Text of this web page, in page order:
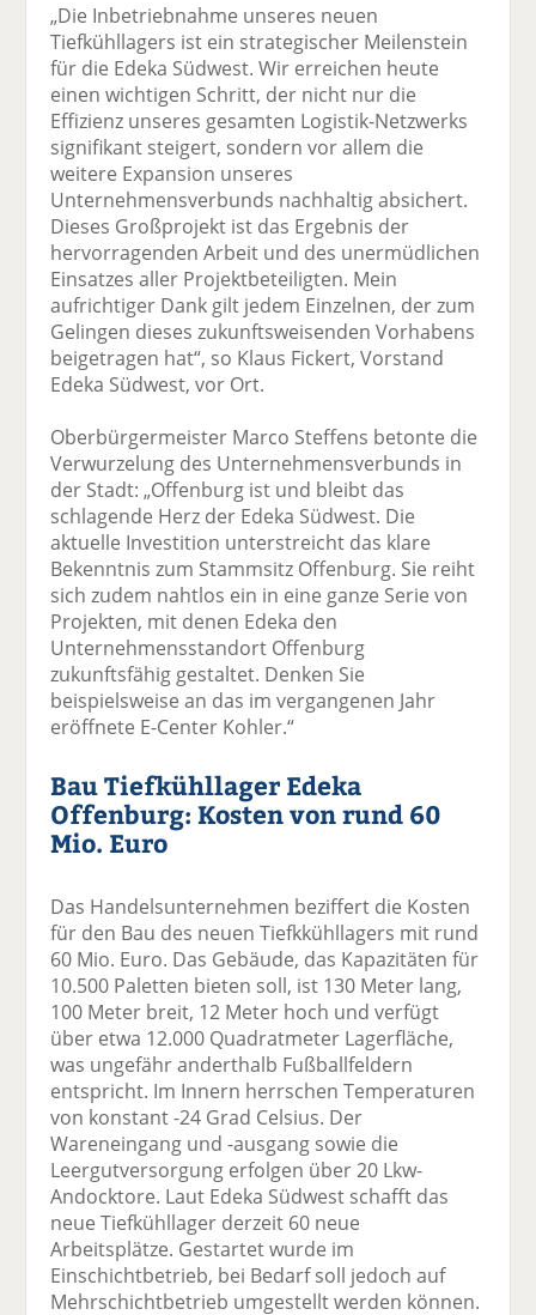
„Die Inbetriebnahme unseres neuen
Tiefkühllagers ist ein strategischer Meilenstein
für die Edeka Südwest. Wir erreichen heute
einen wichtigen Schritt, der nicht nur die
Effizienz unseres gesamten Logistik-Netzwerks
signifikant steigert, sondern vor allem die
weitere Expansion unseres
Unternehmensverbunds nachhaltig absichert.
Dieses Großprojekt ist das Ergebnis der
hervorragenden Arbeit und des unermüdlichen
Einsatzes aller Projektbeteiligten. Mein
aufrichtiger Dank gilt jedem Einzelnen, der zum
Gelingen dieses zukunftsweisenden Vorhabens
beigetragen hat“, so Klaus Fickert, Vorstand
Edeka Südwest, vor Ort.
Oberbürgermeister Marco Steffens betonte die
Verwurzelung des Unternehmensverbunds in
der Stadt: „Offenburg ist und bleibt das
schlagende Herz der Edeka Südwest. Die
aktuelle Investition unterstreicht das klare
Bekenntnis zum Stammsitz Offenburg. Sie reiht
sich zudem nahtlos ein in eine ganze Serie von
Projekten, mit denen Edeka den
Unternehmensstandort Offenburg
zukunftsfähig gestaltet. Denken Sie
beispielsweise an das im vergangenen Jahr
eröffnete E-Center Kohler.“
Bau Tiefkühllager Edeka
Offenburg: Kosten von rund 60
Mio. Euro
Das Handelsunternehmen beziffert die Kosten
für den Bau des neuen Tiefkkühllagers mit rund
60 Mio. Euro. Das Gebäude, das Kapazitäten für
10.500 Paletten bieten soll, ist 130 Meter lang,
100 Meter breit, 12 Meter hoch und verfügt
über etwa 12.000 Quadratmeter Lagerfläche,
was ungefähr anderthalb Fußballfeldern
entspricht. Im Innern herrschen Temperaturen
von konstant -24 Grad Celsius. Der
Wareneingang und -ausgang sowie die
Leergutversorgung erfolgen über 20 Lkw-
Andocktore. Laut Edeka Südwest schafft das
neue Tiefkühllager derzeit 60 neue
Arbeitsplätze. Gestartet wurde im
Einschichtbetrieb, bei Bedarf soll jedoch auf
Mehrschichtbetrieb umgestellt werden können.